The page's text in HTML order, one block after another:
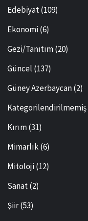
Edebiyat(109)
Ekonomi(6)
Gezi/Tanıtım(20)
Güncel (137)
Güney Azerbaycan(2)
Kategorilendirilmemiş
Kırım(31)
Mimarlık(6)
Mitoloji(12)
Sanat(2)
Şiir(53)